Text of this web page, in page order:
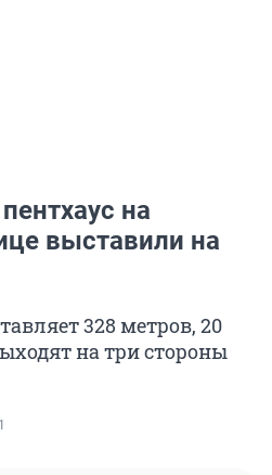
на
выставили на
328 метров, 20
на три стороны